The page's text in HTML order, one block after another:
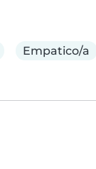
Empatico/a